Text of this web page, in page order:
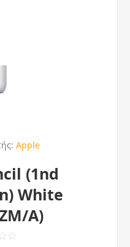
Apple
(1nd
White
A)